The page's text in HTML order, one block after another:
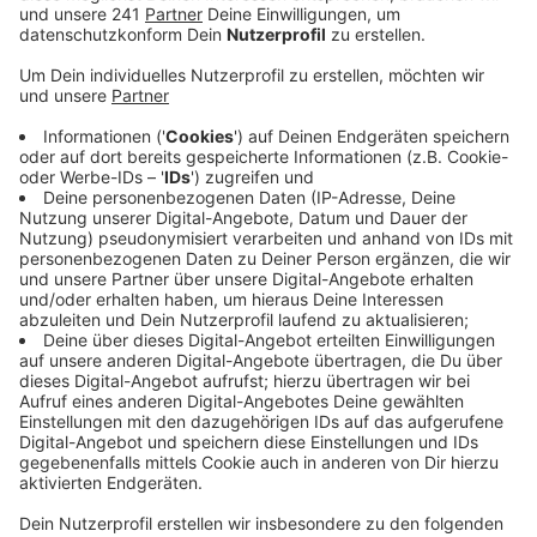
Anzeige
aufgerufen. Auch morgen gibt es Einschränkungen.
Ausnahmen bilden heute wieder Linien, die von
Subunternehmern bedient werden. Die sind genauso
wenig zum Streik aufgerufen wie die RSVG, die Rhein-
Sieg-Verkehrsgesellschaft. Weil die sich aber einzelne
Linien mit den Stadtwerken teilt, wird es auch hier zu
vereinzelten Fahrtausfällen kommen. Außerdem
betroffen sind diesmal auch wieder die
Stadtbahnlinien 16 und 18, die von den Stadtwerken
zusammen mit der KVB betrieben werden sowie die
Nachtbuslinien. Morgen, also Freitag, sieht es ähnlich
aus: Busse der Stadtwerke bleiben stehen - dafür
fahren aber die Stadt- und Straßenbahnen ganz
regulär.Grund für die zahlreichen Streiks diese Woche